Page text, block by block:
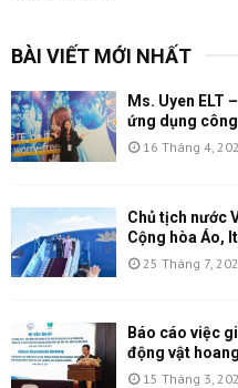
BÀI VIẾT MỚI NHẤT
Ms. Uyen ELT
ứng dụng
16 Tháng 4,
Chủ tịch nước
Cộng hòa Áo,
25 Tháng 7,
Báo cáo việc
động vật
15 Tháng 3,